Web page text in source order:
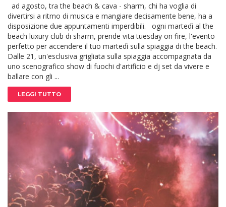
ad agosto, tra the beach & cava - sharm, chi ha voglia di
divertirsi a ritmo di musica e mangiare decisamente bene, ha a
disposizione due appuntamenti imperdibili. ogni martedì al the
beach luxury club di sharm, prende vita tuesday on fire, l'evento
perfetto per accendere il tuo martedì sulla spiaggia di the beach.
Dalle 21, un'esclusiva grigliata sulla spiaggia accompagnata da
uno scenografico show di fuochi d'artificio e dj set da vivere e
ballare con gli ...
LEGGI TUTTO